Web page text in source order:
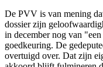
De PVV is van mening
dossier zijn
in december nog van
goedkeuring. De
overtuigd over. Dat zijn